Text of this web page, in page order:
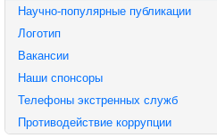
Научно-популярные публикации
Логотип
Вакансии
Наши спонсоры
Телефоны экстренных служб
Противодействие коррупции